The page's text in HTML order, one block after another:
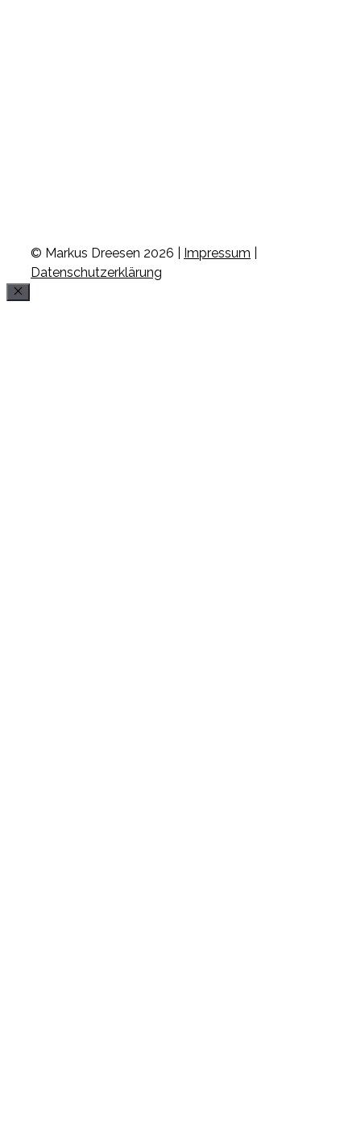
© Markus Dreesen 2026 | Impressum
Datenschutzerklärung
Schließen